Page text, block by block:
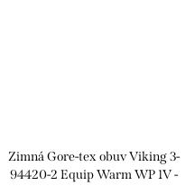
Zimná Gore-tex obuv Viking 3-
94420-2 Equip Warm WP 1V -